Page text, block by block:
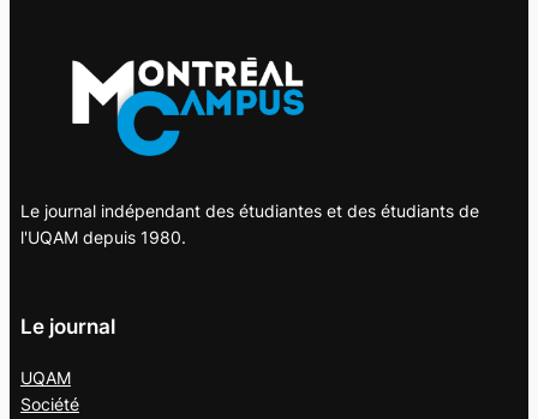
Le journal indépendant des étudiantes et des étudiants de
l'UQAM depuis 1980.
Le journal
UQAM
Société